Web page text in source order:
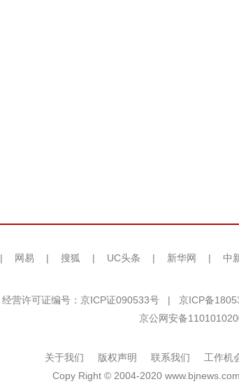
| 网易 | 搜狐 | UC头条 | 新华网 | 中
经营许可证编号：京ICP证090533号 | 京ICP备
京公网安备
关于我们 版权声明 联系我们 工作机
Copy Right © 2004-2020